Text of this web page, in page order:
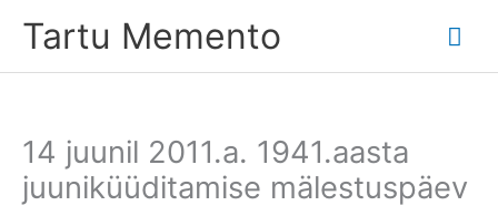
Tartu Memento
14 juunil 2011.a. 1941.aasta
juuniküüditamise mälestuspäev